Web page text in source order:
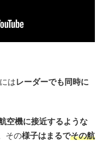
にはレーダーでも同時に
空機に接近するような
その様子はまるでその航